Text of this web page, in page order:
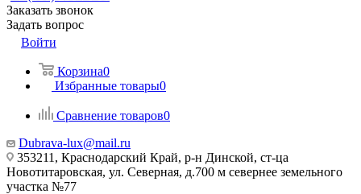
Заказать звонок
Задать вопрос
Войти
Корзина0
Избранные товары0
Сравнение товаров0
Dubrava-lux@mail.ru
353211, Краснодарский Край, р-н Динской, ст-ца
Новотитаровская, ул. Северная, д.700 м севернее земельного
участка №77